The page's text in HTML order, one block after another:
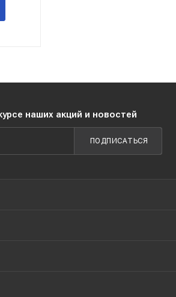
наших акций и новостей
ПОДПИСАТЬСЯ